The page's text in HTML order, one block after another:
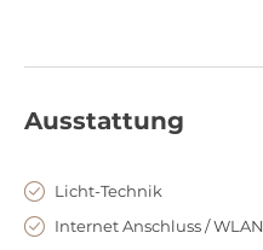
Ausstattung
Licht-Technik
Internet Anschluss / WLAN